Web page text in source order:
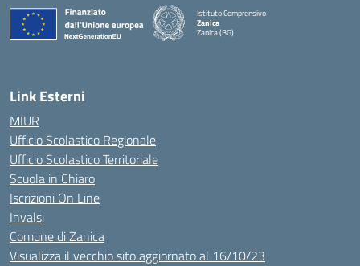
Istituto Comprensivo
Zanica
Zanica (BG)
Link Esterni
MIUR
Ufficio Scolastico Regionale
Ufficio Scolastico Territoriale
Scuola in Chiaro
Iscrizioni On Line
Invalsi
Comune di Zanica
Visualizza il vecchio sito aggiornato al 16/10/23